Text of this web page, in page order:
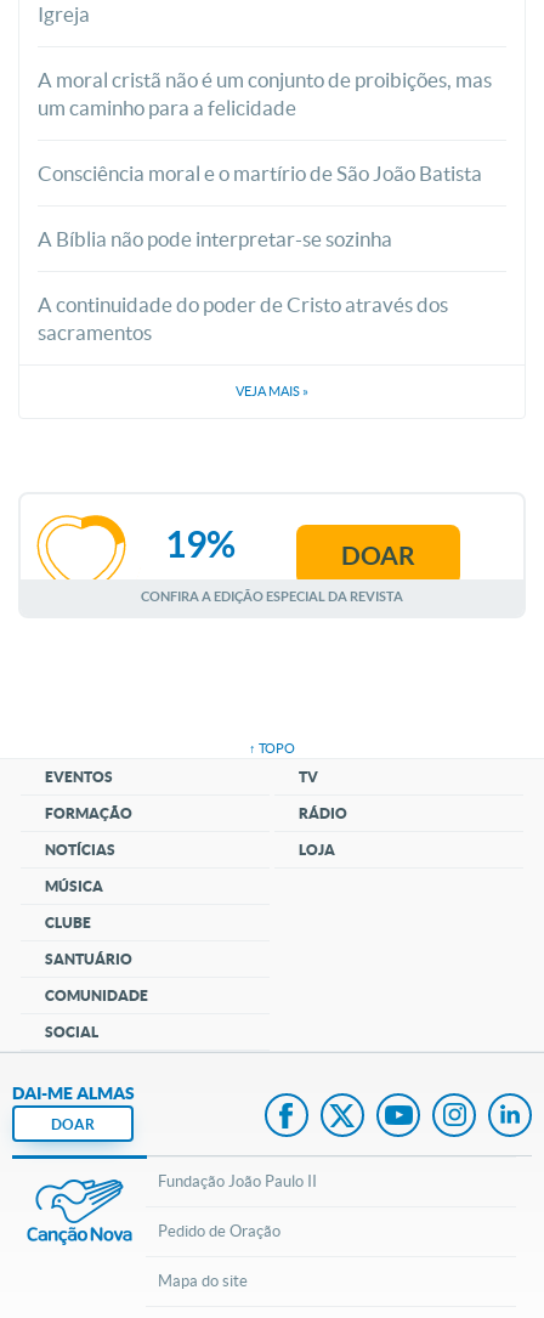
Igreja
A moral cristã não é um conjunto de proibições, mas
um caminho para a felicidade
Consciência moral e o martírio de São João Batista
A Bíblia não pode interpretar-se sozinha
A continuidade do poder de Cristo através dos
sacramentos
VEJA MAIS »
AGOSTO
19% DOAR
CONFIRA A EDIÇÃO ESPECIAL DA REVISTA
↑ TOPO
EVENTOS
FORMAÇÃO
NOTÍCIAS
MÚSICA
CLUBE
SANTUÁRIO
COMUNIDADE
SOCIAL
TV
RÁDIO
LOJA
DAI-ME ALMAS
DOAR
Fundação João Paulo II
Pedido de Oração
Mapa do site